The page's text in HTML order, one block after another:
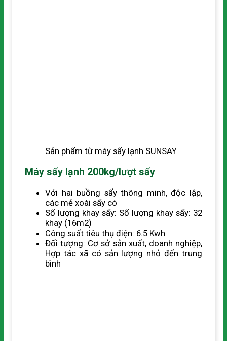
Sản phẩm từ máy sấy lạnh SUNSAY
Máy sấy lạnh 200kg/lượt sấy
Với hai buồng sấy thông minh, độc lập,
các mẻ xoài sấy có
Số lượng khay sấy: Số lượng khay sấy: 32
khay (16m2)
Công suất tiêu thụ điện: 6.5 Kwh
Đối tượng: Cơ sở sản xuất, doanh nghiệp,
Hợp tác xã có sản lượng nhỏ đến trung
bình